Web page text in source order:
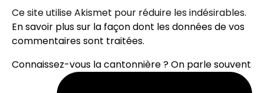
Ce site utilise Akismet pour réduire les indésirables.
En savoir plus sur la façon dont les données de vos
commentaires sont traitées.
Connaissez-vous la cantonnière ? On parle souvent